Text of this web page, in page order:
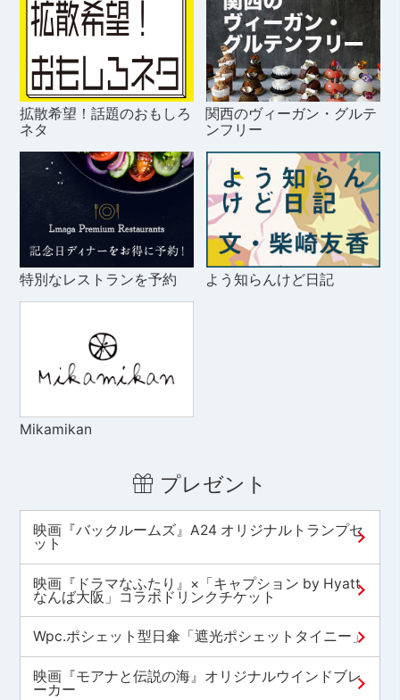
拡散希望！話題のおもしろ
ネタ
関西のヴィーガン・グルテ
ンフリー
特別なレストランを予約 よう知らんけど日記
Mikamikan
プレゼント
映画『バックルームズ』A24 オリジナルトランプセ
ット
映画『ドラマなふたり』×「キャプション by Hyatt
なんば大阪」コラボドリンクチケット
Wpc.ポシェット型日傘「遮光ポシェットタイニー」
映画『モアナと伝説の海』オリジナルウインドブレ
ーカー